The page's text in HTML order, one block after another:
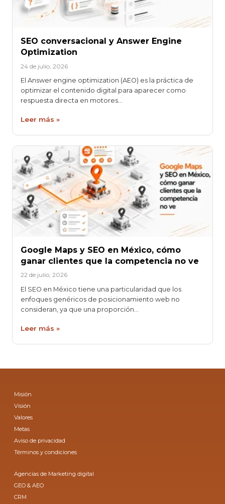
SEO conversacional y Answer Engine
Optimization
24 de julio, 2026
El Answer engine optimization (AEO) es la práctica de
optimizar el contenido digital para aparecer como
respuesta directa en motores…
Leer más »
Google Maps y SEO en México, cómo
ganar clientes que la competencia no ve
22 de julio, 2026
El SEO en México tiene una particularidad que los
enfoques genéricos de posicionamiento web no
consideran, ya que una proporción…
Leer más »
Misión
Visión
Valores
Metas
Aviso de privacidad
Términos y condiciones
Agencias de Marketing digital
GEO & AEO
CRM